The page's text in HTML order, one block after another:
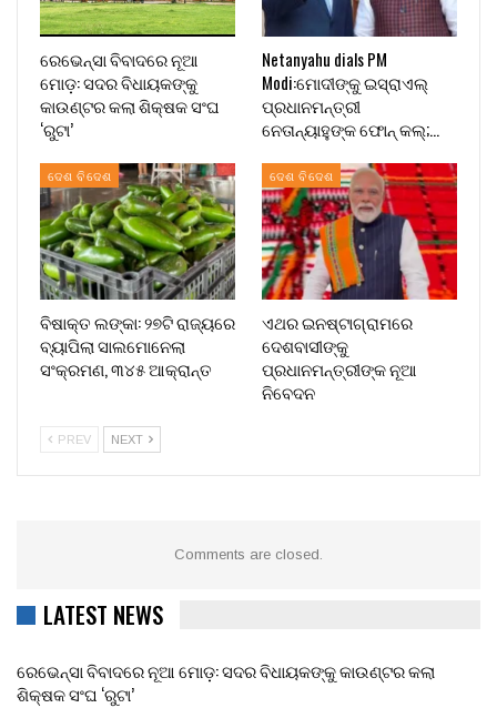
ରେଭେନ୍ସା ବିବାଦରେ ନୂଆ
ମୋଡ଼: ସଦର ବିଧାୟକଙ୍କୁ
କାଉଣ୍ଟର କଲା ଶିକ୍ଷକ ସଂଘ
‘ରୁଟା’
Netanyahu dials PM
Modi:ମୋଦୀଙ୍କୁ ଇସ୍ରାଏଲ୍
ପ୍ରଧାନମନ୍ତ୍ରୀ
ନେତାନ୍ୟାହୁଙ୍କ ଫୋନ୍ କଲ୍;…
ଦେଶ ବିଦେଶ
ବିଷାକ୍ତ ଲଙ୍କା: ୨୭ଟି ରାଜ୍ୟରେ
ବ୍ୟାପିଲା ସାଲମୋନେଲା
ସଂକ୍ରମଣ, ୩୪୫ ଆକ୍ରାନ୍ତ
ଦେଶ ବିଦେଶ
ଏଥର ଇନଷ୍ଟାଗ୍ରାମରେ
ଦେଶବାସୀଙ୍କୁ
ପ୍ରଧାନମନ୍ତ୍ରୀଙ୍କ ନୂଆ
ନିବେଦନ
PREV NEXT
Comments are closed.
LATEST NEWS
ରେଭେନ୍ସା ବିବାଦରେ ନୂଆ ମୋଡ଼: ସଦର ବିଧାୟକଙ୍କୁ କାଉଣ୍ଟର କଲା
ଶିକ୍ଷକ ସଂଘ ‘ରୁଟା’